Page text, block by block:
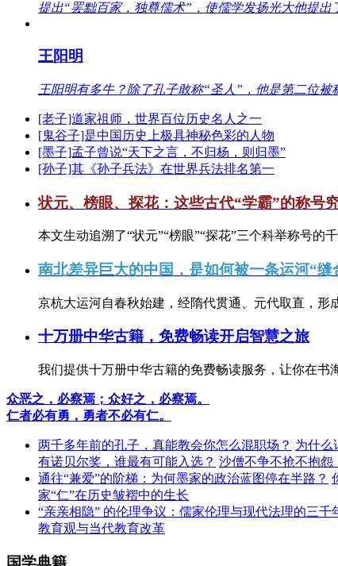
提出“罢黜百家，独尊儒术”，使儒学发扬光大他提
王阳明
王阳明有多牛？除了孔子敢称“圣人”，他是第二位被
[老子]道家祖师，世界百位历史名人之一
[鬼谷子]是中国历史上极具神秘色彩的人物
[墨子]孟子曾说“天下之言，不归杨，则归墨”
[孙子]其《孙子兵法》在世界兵法排名第一
状元、榜眼、探花：这些古代“学霸”的称号
本文生动追溯了“状元”“榜眼”“探花”三个科举称号的
南北差异巨大的中国，是如何被一条运河“缝
京杭大运河自春秋始建，经隋代贯通、元代取直，形
十万册中华古籍，免费畅读开启智慧之旅
我们提供十万册中华古籍的免费畅读服务，让你在
众恶之，必察焉；众好之，必察焉。
仁者必有勇，勇者不必有仁。
两千多年前的孔子，真能教会你怎么混职场？ 为什么
有诺贝尔奖，谁最有可能入选？ 沙僧不争不抢不抱怨
通往“兼爱”的阶梯：为何墨家的政治蓝图停在半路？
家“仁”在历史皱褶中的生长
“亲亲相隐” 的伦理争议：儒家伦理与现代法理的三千
教育观与当代教育改革
国学典籍